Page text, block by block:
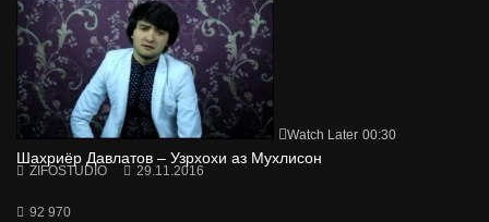
Watch Later 00:30
Шахриёр Давлатов – Узрхохи аз Мухлисон
ZIFOSTUDIO 29.11.2016
92 970